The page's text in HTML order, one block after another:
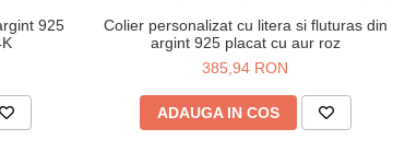
925
Colier personalizat cu litera si fluturas din
argint 925 placat cu aur roz
385,94 RON
ADAUGA IN COS